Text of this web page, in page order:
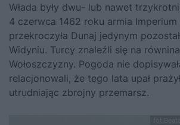
Włada były dwu- lub nawet
4 czerwca 1462 roku armia Imperium
przekroczyła Dunaj jedynym
Widyniu. Turcy znaleźli się na
Wołoszczyzny. Pogoda nie
relacjonowali, że tego lata upał
utrudniając zbrojny przemarsz.